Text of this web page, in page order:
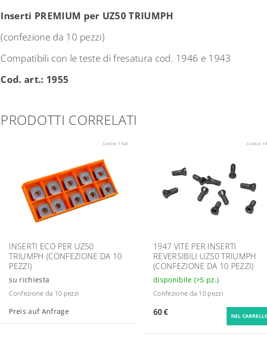
Inserti PREMIUM per UZ50 TRIUMPH
(confezione da 10 pezzi)
Compatibili con le teste di fresatura cod. 1946 e 1943
Cod. art.: 1955
PRODOTTI CORRELATI
Codice: 1945
INSERTI ECO PER UZ50
TRIUMPH (CONFEZIONE DA 10
PEZZI)
su richiesta
Confezione da 10 pezzi
Preis auf Anfrage
Codice:
1947 VITE PER INSERTI
REVERSIBILI UZ50 TRIUMPH
(CONFEZIONE DA 10 PEZZI)
disponibile (>5 pz.)
Confezione da 10 pezzi
60 €